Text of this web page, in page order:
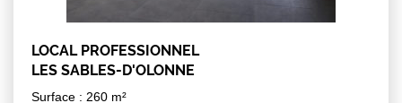
LOCAL PROFESSIONNEL
LES SABLES-D'OLONNE
Surface : 260 m²